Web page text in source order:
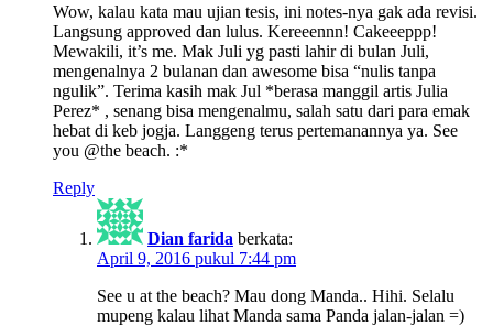
Wow, kalau kata mau ujian tesis, ini notes-nya gak ada revisi.
Langsung approved dan lulus. Kereeennn! Cakeeeppp!
Mewakili, it’s me. Mak Juli yg pasti lahir di bulan Juli,
mengenalnya 2 bulanan dan awesome bisa “nulis tanpa
ngulik”. Terima kasih mak Jul *berasa manggil artis Julia
Perez* , senang bisa mengenalmu, salah satu dari para emak
hebat di keb jogja. Langgeng terus pertemanannya ya. See
you @the beach. :*
Reply
Dian farida berkata:
April 9, 2016 pukul 7:44 pm
See u at the beach? Mau dong Manda.. Hihi. Selalu
mupeng kalau lihat Manda sama Panda jalan-jalan =)